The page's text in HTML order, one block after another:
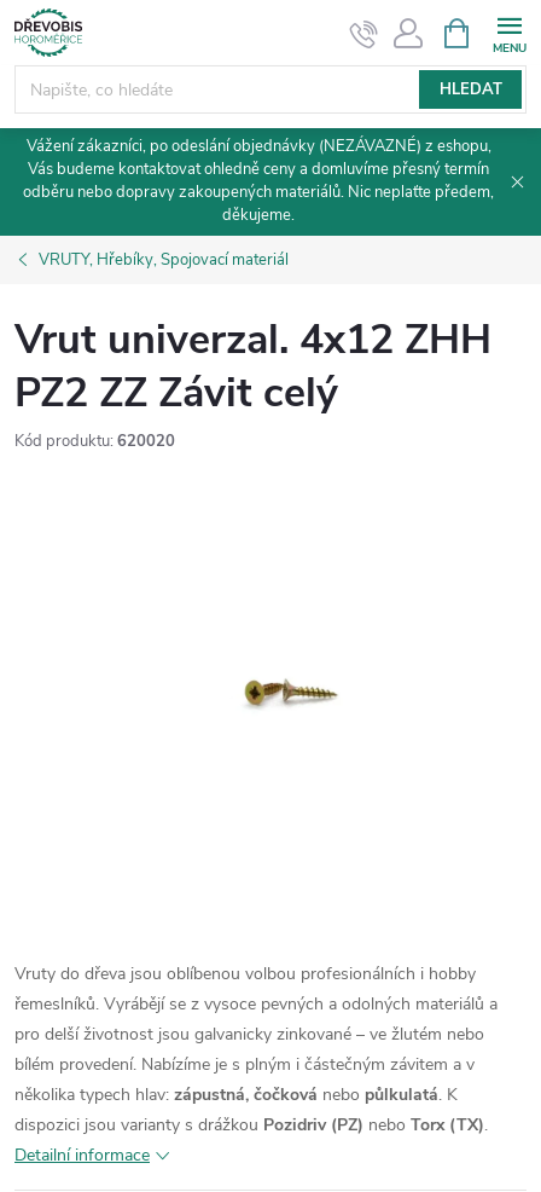
Přejít
na
obsah
HLEDAT
NÁKUPNÍ
KOŠÍK
Vážení zákazníci, po odeslání objednávky (NEZÁVAZNÉ) z eshopu,
Vás budeme kontaktovat ohledně ceny a domluvíme přesný termín
odběru nebo dopravy zakoupených materiálů. Nic neplaťte předem,
děkujeme.
VRUTY, Hřebíky, Spojovací materiál
Vrut univerzal. 4x12 ZHH
PZ2 ZZ Závit celý
Kód produktu: 620020
Vruty do dřeva jsou oblíbenou volbou profesionálních i hobby
řemeslníků. Vyrábějí se z vysoce pevných a odolných materiálů a
pro delší životnost jsou galvanicky zinkované – ve žlutém nebo
bílém provedení. Nabízíme je s plným i částečným závitem a v
několika typech hlav: zápustná, čočková nebo půlkulatá. K
dispozici jsou varianty s drážkou Pozidriv (PZ) nebo Torx (TX).
Detailní informace